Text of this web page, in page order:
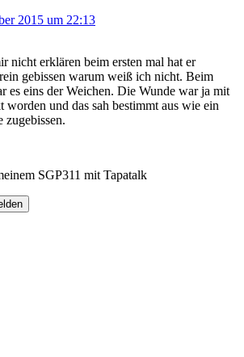
2015 um 22:13
nicht erklären beim ersten mal hat er
gebissen warum weiß ich nicht. Beim
es eins der Weichen. Die Wunde war ja mit
worden und das sah bestimmt aus wie ein
zugebissen.
SGP311 mit Tapatalk